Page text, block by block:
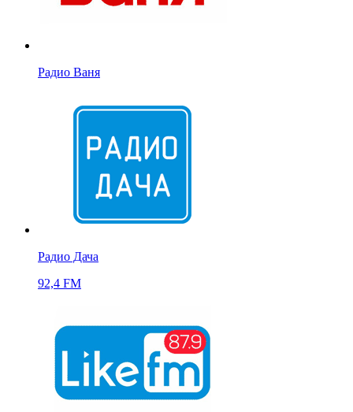
Радио Ваня
Радио Дача
92,4 FM